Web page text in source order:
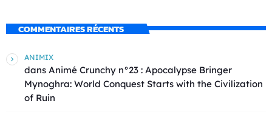
COMMENTAIRES RÉCENTS
ANIMIX
dans Animé Crunchy n°23 : Apocalypse Bringer
Mynoghra: World Conquest Starts with the Civilization
of Ruin